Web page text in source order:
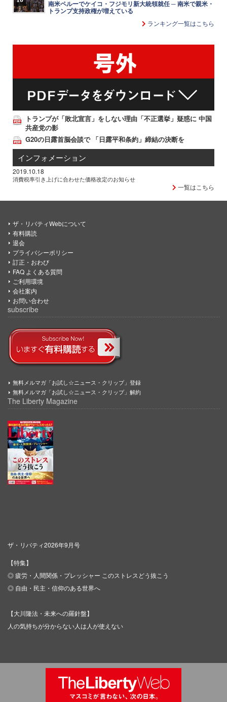
南米ペルーでケイコ・フジモリ新大統領就任 ─ 南米で親米・
トランプ支持政権が増えている
ランキング一覧はこちら
トランプが「敗北宣言」をしない理由「不正選挙」疑惑に 中国
共産党の影
G20の日露首脳会談で 「日露平和条約」締結の決断を
インフォメーション
2019.10.18
消費税率引き上げに合わせた価格改定のお知らせ
一覧はこちら
ザ・リバティWebについて
有料購読
退会
プライバシーポリシー
訂正・おわび
FAQ よくある質問
ご利用環境
会社案内
お問い合わせ
subscribe
無料メルマガ「お試し☆ニュース・クリップ」登録
無料メルマガ「お試し☆ニュース・クリップ」解約
The Liberty Magazine
ザ・リバティ2026年9月号
【特集】
◎ 疲労・人間関係・プレッシャー このストレスどう抜こう
◎ 自由・民主・信仰のある世界へ
【大川隆法・未来への羅針盤】
人の気持ちが分からない人は人が使えない